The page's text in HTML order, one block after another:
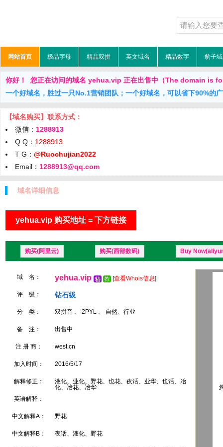
网站首页 极品字母 精品双拼 英文域名 精品数字 豹子
你好！ 您正在访问的域名 yehua.vip 正在出售中（The domain is
一个好域名，胜过一只No.1营销团队；一个好域名，可以省下90%的
【域名购买】联系方式：
微信： 1288913
Q Q： 1288913
T G： @Ruochujian2022
Email： 1288913@qq.com
域名详细信息
yehua.vip 购买地址 = 下方链接
购买(阿里云) 购买(西部数码) Buy
域 名： yehua.vip [查看Whois信息]
评 级： 钻石级
分 类： 双拼音 、 2PYL 、 自然、行业
备 注： 出售中
注 册 商： west.cn
加入时间： 2016/5/17
解释修正：
液化、业化、野花、也花、夜话、业华、也话、冶
化、冶花、冶华
英语解释：
中文解释A： 野花
中文解释B： 夜话、液化、野花